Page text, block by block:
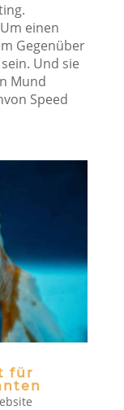
einen
Gegenüber
Und sie
Mund
Speed
für